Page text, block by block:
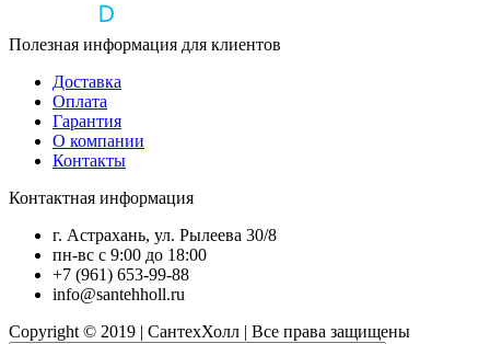
Полезная информация для клиентов
Доставка
Оплата
Гарантия
О компании
Контакты
Контактная информация
г. Астрахань, ул. Рылеева 30/8
пн-вс с 9:00 до 18:00
+7 (961) 653-99-88
info@santehholl.ru
Copyright © 2019 | СантехХолл | Все права защищены